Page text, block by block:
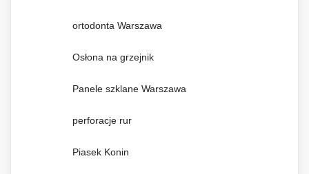
ortodonta Warszawa
Osłona na grzejnik
Panele szklane Warszawa
perforacje rur
Piasek Konin